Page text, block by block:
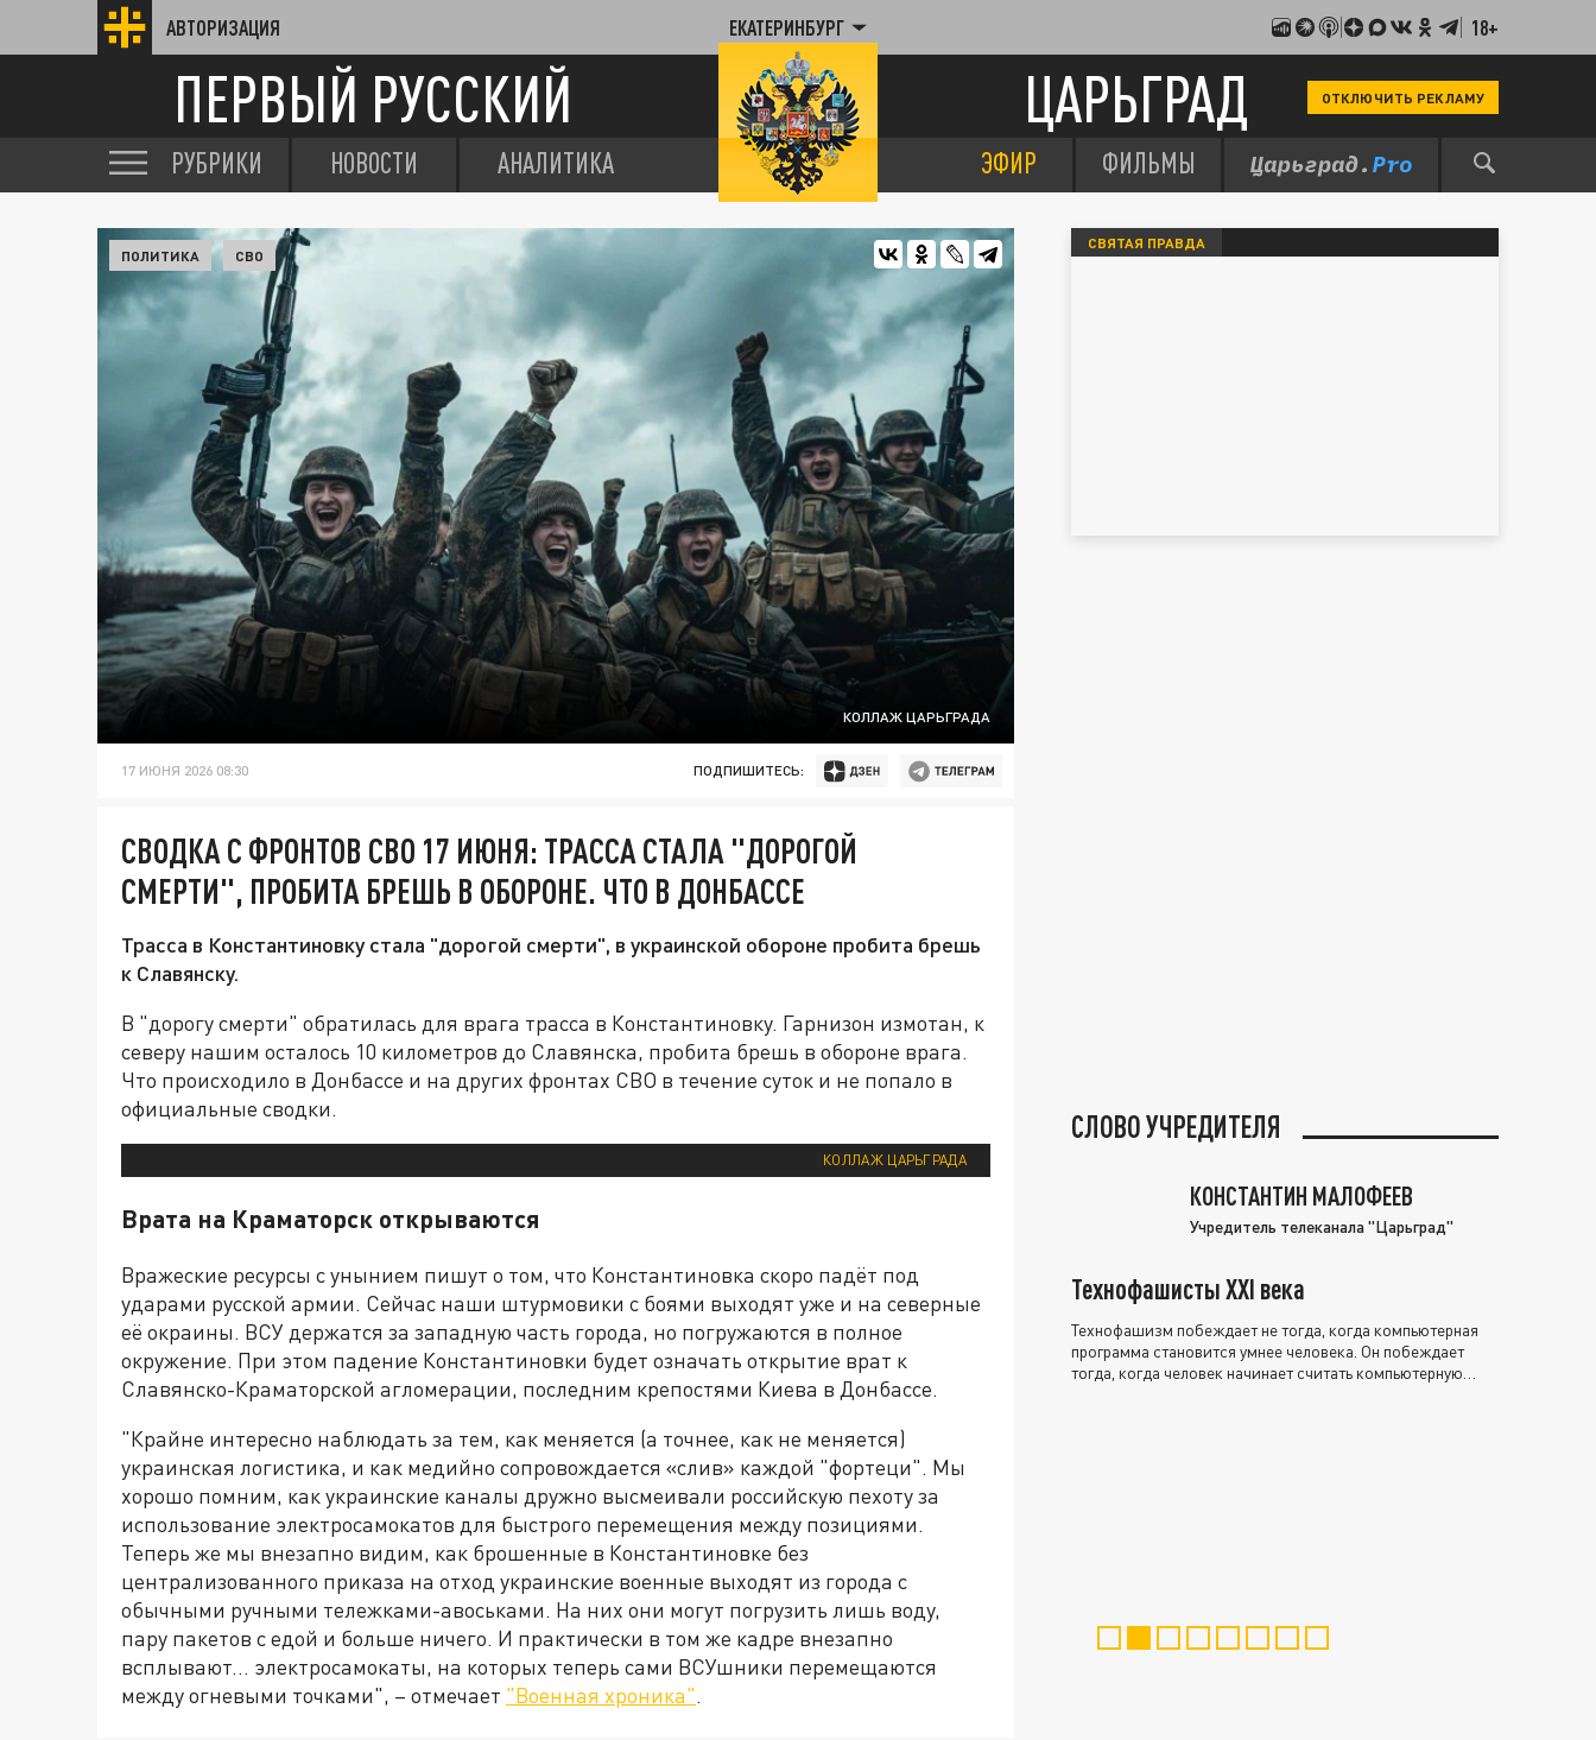
АВТОРИЗАЦИЯ ЕКАТЕРИНБУРГ 18+
ПЕРВЫЙ РУССКИЙ ЦАРЬГРАД ОТКЛЮЧИТЬ РЕКЛАМУ
РУБРИКИ НОВОСТИ АНАЛИТИКА ЭФИР ФИЛЬМЫ
КОЛЛАЖ ЦАРЬГРАДА
ПОЛИТИКА СВО
17 ИЮНЯ 2026 08:30 ПОДПИШИТЕСЬ:
СВОДКА С ФРОНТОВ СВО 17 ИЮНЯ: ТРАССА СТАЛА "ДОРОГОЙ
СМЕРТИ", ПРОБИТА БРЕШЬ В ОБОРОНЕ. ЧТО В ДОНБАССЕ
Трасса в Константиновку стала "дорогой смерти", в украинской обороне пробита брешь
к Славянску.
В "дорогу смерти" обратилась для врага трасса в Константиновку. Гарнизон измотан, к
северу нашим осталось 10 километров до Славянска, пробита брешь в обороне врага.
Что происходило в Донбассе и на других фронтах СВО в течение суток и не попало в
официальные сводки.
КОЛЛАЖ ЦАРЬГРАДА
Врата на Краматорск открываются
Вражеские ресурсы с унынием пишут о том, что Константиновка скоро падёт под
ударами русской армии. Сейчас наши штурмовики с боями выходят уже и на северные
её окраины. ВСУ держатся за западную часть города, но погружаются в полное
окружение. При этом падение Константиновки будет означать открытие врат к
Славянско-Краматорской агломерации, последним крепостями Киева в Донбассе.
"Крайне интересно наблюдать за тем, как меняется (а точнее, как не меняется)
украинская логистика, и как медийно сопровождается «слив» каждой "фортеци". Мы
хорошо помним, как украинские каналы дружно высмеивали российскую пехоту за
использование электросамокатов для быстрого перемещения между позициями.
Теперь же мы внезапно видим, как брошенные в Константиновке без
централизованного приказа на отход украинские военные выходят из города с
обычными ручными тележками-авоськами. На них они могут погрузить лишь воду,
пару пакетов с едой и больше ничего. И практически в том же кадре внезапно
всплывают... электросамокаты, на которых теперь сами ВСУшники перемещаются
между огневыми точками", – отмечает "Военная хроника".
СВЯТАЯ ПРАВДА
СЛОВО УЧРЕДИТЕЛЯ
КОНСТАНТИН МАЛОФЕЕВ
Учредитель телеканала "Царьград"
Технофашисты XXI века
Технофашизм побеждает не тогда, когда компьютерная
программа становится умнее человека. Он побеждает
тогда, когда человек начинает считать компьютерную